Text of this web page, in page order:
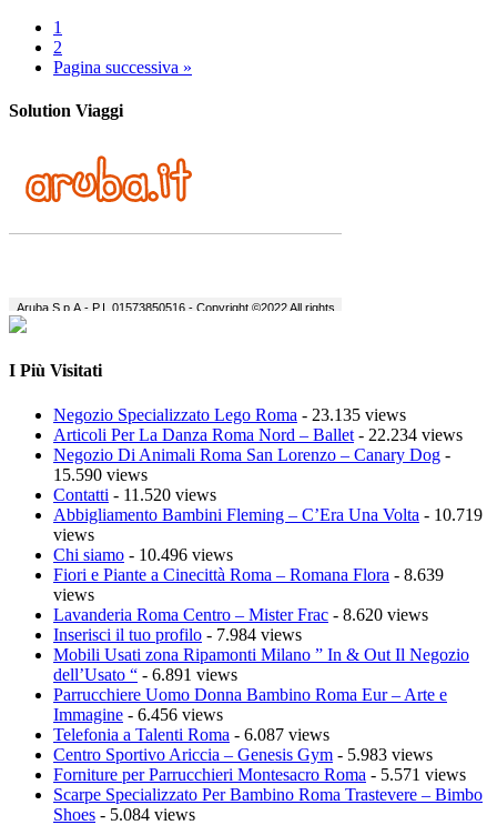
1
2
Pagina successiva »
Solution Viaggi
I Più Visitati
Negozio Specializzato Lego Roma - 23.135 views
Articoli Per La Danza Roma Nord – Ballet - 22.234 views
Negozio Di Animali Roma San Lorenzo – Canary Dog -
15.590 views
Contatti - 11.520 views
Abbigliamento Bambini Fleming – C’Era Una Volta - 10.719
views
Chi siamo - 10.496 views
Fiori e Piante a Cinecittà Roma – Romana Flora - 8.639
views
Lavanderia Roma Centro – Mister Frac - 8.620 views
Inserisci il tuo profilo - 7.984 views
Mobili Usati zona Ripamonti Milano ” In & Out Il Negozio
dell’Usato “ - 6.891 views
Parrucchiere Uomo Donna Bambino Roma Eur – Arte e
Immagine - 6.456 views
Telefonia a Talenti Roma - 6.087 views
Centro Sportivo Ariccia – Genesis Gym - 5.983 views
Forniture per Parrucchieri Montesacro Roma - 5.571 views
Scarpe Specializzato Per Bambino Roma Trastevere – Bimbo
Shoes - 5.084 views